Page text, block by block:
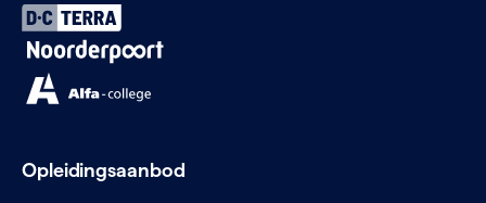
Opleidingsaanbod